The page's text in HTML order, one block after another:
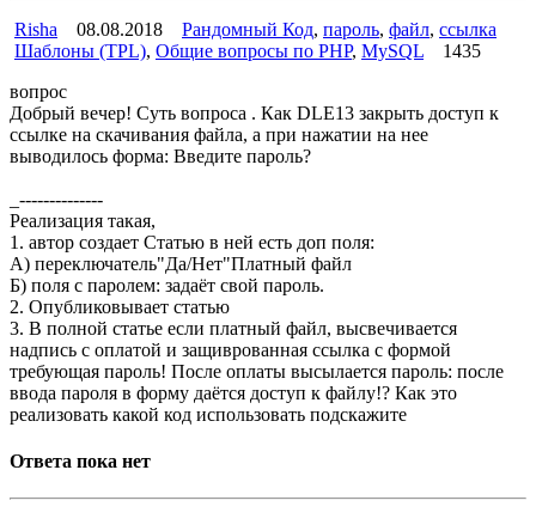
Risha 08.08.2018 Рандомный Код, пароль, файл, ссылка
Шаблоны (TPL), Общие вопросы по PHP, MySQL
1435
вопрос
Добрый вечер! Суть вопроса . Как DLE13 закрыть доступ к
ссылке на скачивания файла, а при нажатии на нее
выводилось форма: Введите пароль?
_--------------
Реализация такая,
1. автор создает Статью в ней есть доп поля:
А) переключатель"Да/Нет"Платный файл
Б) поля с паролем: задаёт свой пароль.
2. Опубликовывает статью
3. В полной статье если платный файл, высвечивается
надпись с оплатой и защиврованная ссылка с формой
требующая пароль! После оплаты высылается пароль: после
ввода пароля в форму даётся доступ к файлу!? Как это
реализовать какой код использовать подскажите
Ответа пока нет